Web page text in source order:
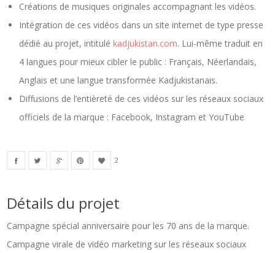
Créations de musiques originales accompagnant les vidéos.
Intégration de ces vidéos dans un site internet de type presse
dédié au projet, intitulékadjukistan.com. Lui-même traduit en
4 langues pour mieux cibler le public : Français, Néerlandais,
Anglais et une langue transformée Kadjukistanais.
Diffusions de l’entièreté de ces vidéos sur les réseaux sociaux
officiels de la marque : Facebook, Instagram et YouTube
2
Détails du projet
Campagne spécial anniversaire pour les 70 ans de la marque.
Campagne virale de vidéo marketing sur les réseaux sociaux